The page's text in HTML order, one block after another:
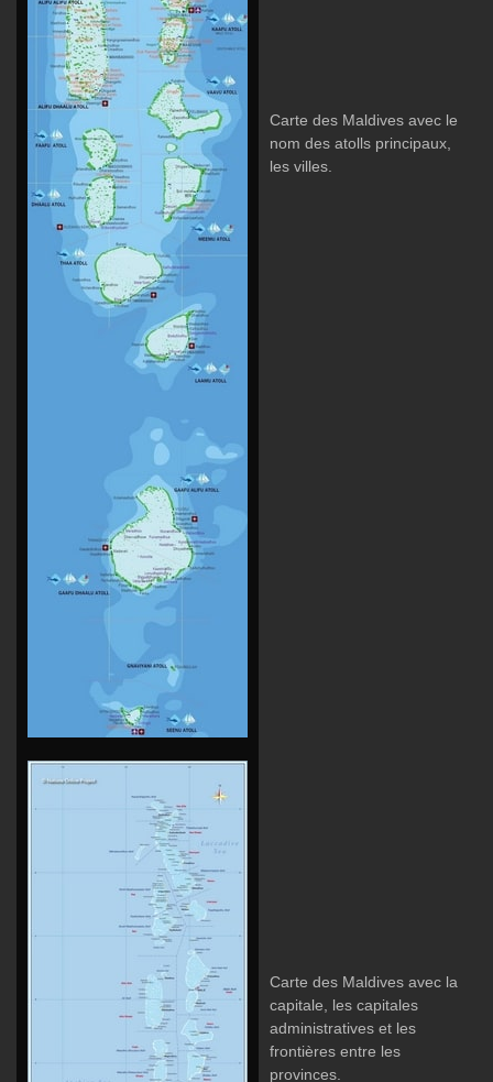
Carte des Maldives avec le
nom des atolls principaux,
les villes.
Carte des Maldives avec la
capitale, les capitales
administratives et les
frontières entre les
provinces.